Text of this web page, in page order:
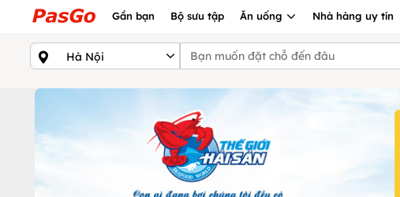
Gần bạn Bộ sưu tập Ăn uống Nhà hàng uy tín